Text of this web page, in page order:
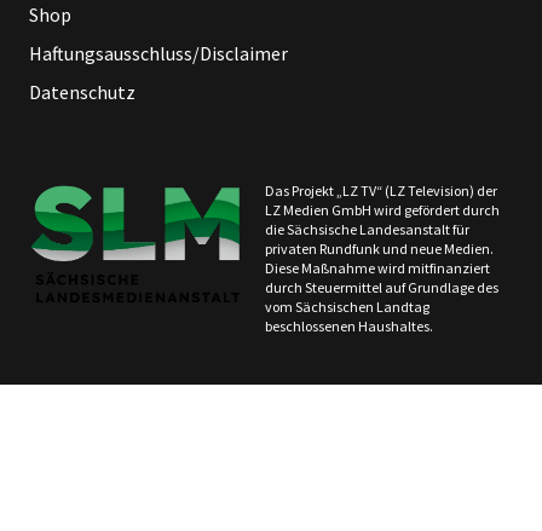
Shop
Haftungsausschluss/Disclaimer
Datenschutz
Das Projekt „LZ TV“ (LZ Television) der
LZ Medien GmbH wird gefördert durch
die Sächsische Landesanstalt für
privaten Rundfunk und neue Medien.
Diese Maßnahme wird mitfinanziert
durch Steuermittel auf Grundlage des
vom Sächsischen Landtag
beschlossenen Haushaltes.